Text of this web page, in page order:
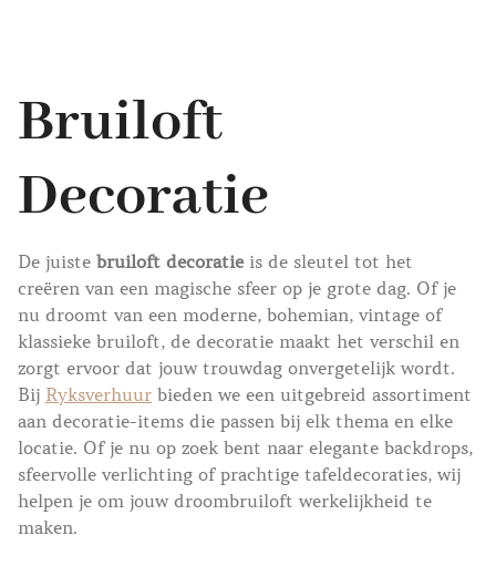
Bruiloft
Decoratie
De juiste bruiloft decoratieis de sleutel tot het
creëren van een magische sfeer op je grote dag. Of je
nu droomt van een moderne, bohemian, vintage of
klassieke bruiloft, de decoratie maakt het verschil en
zorgt ervoor dat jouw trouwdag onvergetelijk wordt.
Bij Ryksverhuur bieden we een uitgebreid assortiment
aan decoratie-items die passen bij elk thema en elke
locatie. Of je nu op zoek bent naar elegante backdrops,
sfeervolle verlichting of prachtige tafeldecoraties, wij
helpen je om jouw droombruiloft werkelijkheid te
maken.